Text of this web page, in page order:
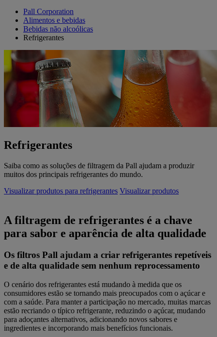
Pall Corporation
Alimentos e bebidas
Bebidas não alcoólicas
Refrigerantes
Refrigerantes
Saiba como as soluções de filtragem da Pall ajudam a produzir
muitos dos principais refrigerantes do mundo.
Visualizar produtos para refrigerantes Visualizar produtos
A filtragem de refrigerantes é a chave
para sabor e aparência de alta qualidade
Os filtros Pall ajudam a criar refrigerantes repetíveis
e de alta qualidade sem nenhum reprocessamento
O cenário dos refrigerantes está mudando à medida que os
consumidores estão se tornando mais preocupados com o açúcar e
com a saúde. Para manter a participação no mercado, muitas marcas
estão recriando o típico refrigerante, reduzindo o açúcar, mudando
para adoçantes alternativos, adicionando novos sabores e
ingredientes e incorporando mais benefícios funcionais.